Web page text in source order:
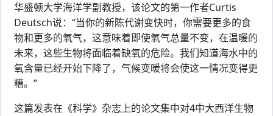
华盛顿大学海洋学副教授，该论文的第一作者Curtis
Deutsch说：“当你的新陈代谢变快时，你需要更多的食
物和更多的氧气，这意味着即使氧气总量不变，在温暖的
未来，这些生物将面临着缺氧的危险。我们知道海水中的
氧含量已经开始下降了，气候变暖将会使这一情况变得更
糟。”
这篇发表在《科学》杂志上的论文集中对4中大西洋生物